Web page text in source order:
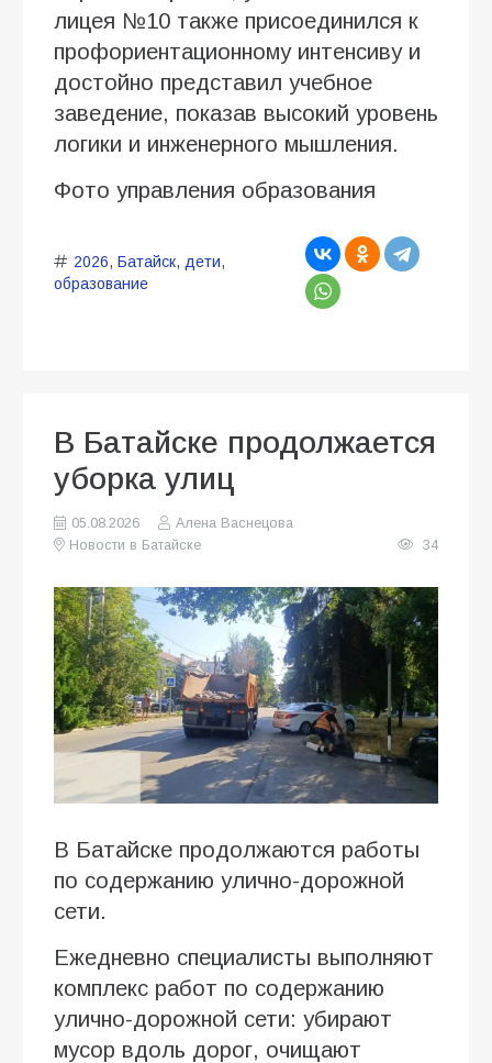
лицея №10 также присоединился к
профориентационному интенсиву и
достойно представил учебное
заведение, показав высокий уровень
логики и инженерного мышления.
Фото управления образования
2026, Батайск, дети,
образование
В Батайске продолжается
уборка улиц
05.08.2026
Алена Васнецова
Новости в Батайске
34
В Батайске продолжаются работы
по содержанию улично-дорожной
сети.
Ежедневно специалисты выполняют
комплекс работ по содержанию
улично-дорожной сети: убирают
мусор вдоль дорог, очищают